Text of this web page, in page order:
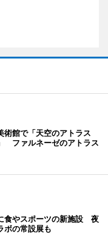
術館で「天空のアトラス
ファルネーゼのアトラス
食やスポーツの新施設 夜
ボの常設展も